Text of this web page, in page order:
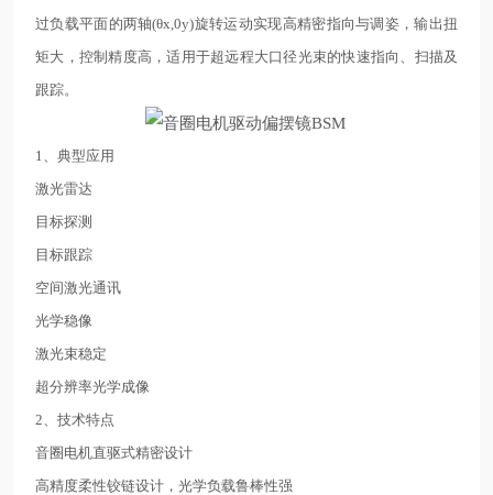
过负载平面的两轴(θx,0y)旋转运动实现高精密指向与调姿，输出扭
矩大，控制精度高，适用于超远程大口径光束的快速指向、扫描及
跟踪。
1、典型应用
激光雷达
目标探测
目标跟踪
空间激光通讯
光学稳像
激光束稳定
超分辨率光学成像
2、技术特点
音圈电机直驱式精密设计
高精度柔性铰链设计，光学负载鲁棒性强